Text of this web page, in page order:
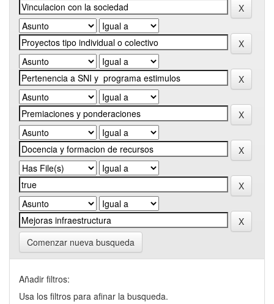
Comenzar nueva busqueda
Añadir filtros:
Usa los filtros para afinar la busqueda.